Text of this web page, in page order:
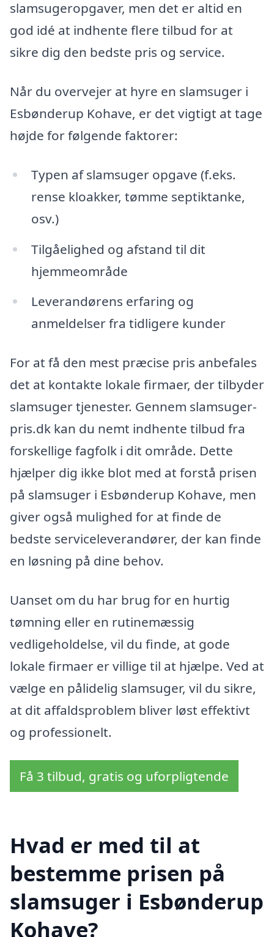
slamsugeropgaver, men det er altid en
god idé at indhente flere tilbud for at
sikre dig den bedste pris og service.
Når du overvejer at hyre en slamsuger i
Esbønderup Kohave, er det vigtigt at tage
højde for følgende faktorer:
Typen af slamsuger opgave (f.eks.
rense kloakker, tømme septiktanke,
osv.)
Tilgåelighed og afstand til dit
hjemmeområde
Leverandørens erfaring og
anmeldelser fra tidligere kunder
For at få den mest præcise pris anbefales
det at kontakte lokale firmaer, der tilbyder
slamsuger tjenester. Gennem slamsuger-
pris.dk kan du nemt indhente tilbud fra
forskellige fagfolk i dit område. Dette
hjælper dig ikke blot med at forstå prisen
på slamsuger i Esbønderup Kohave, men
giver også mulighed for at finde de
bedste serviceleverandører, der kan finde
en løsning på dine behov.
Uanset om du har brug for en hurtig
tømning eller en rutinemæssig
vedligeholdelse, vil du finde, at gode
lokale firmaer er villige til at hjælpe. Ved at
vælge en pålidelig slamsuger, vil du sikre,
at dit affaldsproblem bliver løst effektivt
og professionelt.
Få 3 tilbud, gratis og uforpligtende
Hvad er med til at
bestemme prisen på
slamsuger i Esbønderup
Kohave?